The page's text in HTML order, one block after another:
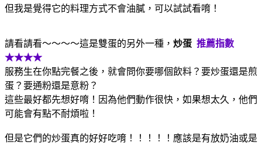
但我是覺得它的料理方式不會油膩，可以試試看唷！
請看請看～～～～這是雙蛋的另外一種， 炒蛋 推薦指數
★★★★
服務生在你點完餐之後，就會問你要哪個飲料？要炒蛋還是煎
蛋？要通粉還是意粉？
這些最好都先想好唷！因為他們動作很快，如果想太久，他們
可能會有點不耐煩啦！
但是它們的炒蛋真的好好吃唷！！！！！應該是有放奶油或是